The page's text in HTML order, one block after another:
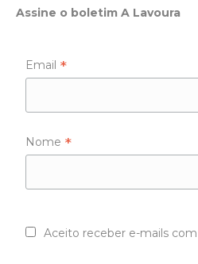
Assine o boletim A Lavoura
Email *
Nome *
Aceito receber e-mails